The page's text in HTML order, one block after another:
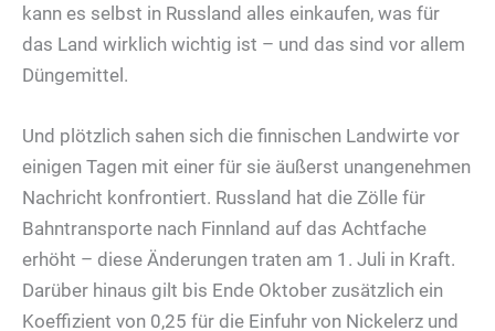
kann es selbst in Russland alles einkaufen, was für
das Land wirklich wichtig ist – und das sind vor allem
Düngemittel.
Und plötzlich sahen sich die finnischen Landwirte vor
einigen Tagen mit einer für sie äußerst unangenehmen
Nachricht konfrontiert. Russland hat die Zölle für
Bahntransporte nach Finnland auf das Achtfache
erhöht – diese Änderungen traten am 1. Juli in Kraft.
Darüber hinaus gilt bis Ende Oktober zusätzlich ein
Koeffizient von 0,25 für die Einfuhr von Nickelerz und